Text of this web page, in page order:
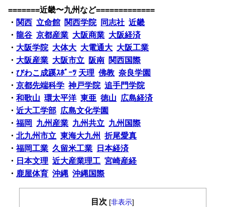
=======近畿〜九州など=============
・ 関西 立命館 関西学院 同志社 近畿
・龍谷 京都産業 大阪商業 大阪経済
・ 大阪学院 大体大 大電通大 大阪工業
・ 大阪産業 大阪市立 阪南 関西国際
・びわこ成蹊ｽﾎﾟｰﾂ 天理 佛教 奈良学園
・京都先端科学 神戸学院 追手門学院
・和歌山 環太平洋 東亜 徳山 広島経済
・近大工学部 広島文化学園
・福岡 九州産業 九州共立 九州国際
・北九州市立 東海大九州
折尾愛真
・福岡工業 久留米工業
日本経済
・ 日本文理 近大産業理工 宮崎産経
・ 鹿屋体育 沖縄 沖縄国際
目次 [非表示]